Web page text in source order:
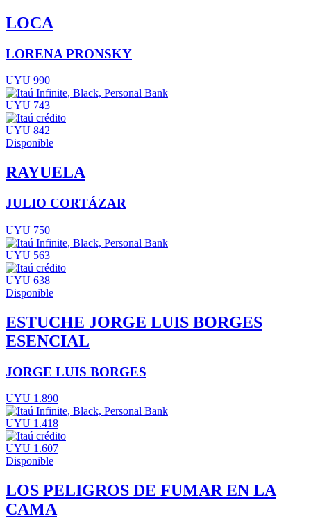
LOCA
LORENA PRONSKY
UYU 990
UYU 743
UYU 842
Disponible
RAYUELA
JULIO CORTÁZAR
UYU 750
UYU 563
UYU 638
Disponible
ESTUCHE JORGE LUIS BORGES
ESENCIAL
JORGE LUIS BORGES
UYU 1.890
UYU 1.418
UYU 1.607
Disponible
LOS PELIGROS DE FUMAR EN LA
CAMA